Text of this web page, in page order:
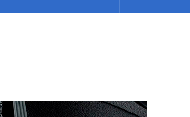
Changhe